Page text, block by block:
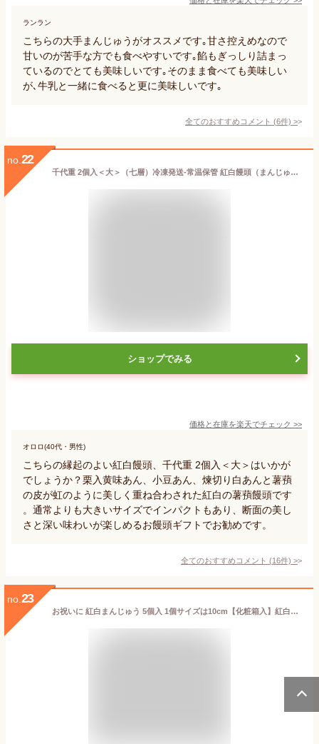
ランラン
こちらの大手まんじゅうがオススメです｡甘さ控えめなので
甘いのが苦手な方でも食べやすいです｡餡もぎっしり詰まっ
ているのでとても美味しいです｡そのまま食べても美味しい
が､牛乳と一緒に食べると更に美味しいです｡
全てのおすすめコメント (6件) >
no. 22
千代重 2個入＜大＞（七層）冷凍発送-常温保管 紅白饅頭（まんじゅう）上用まんじゅう 紅白 まんじゅう ≪ひな祭り 入学祝い 入学内祝い 入園祝い 成人祝い 七五三 卒業祝い 卒園祝い 引菓子 内祝い 出産 結婚 新築 お祝い お返し ご挨拶 お菓子 和菓子 スイーツ 贈り物≫
ショップでみる
価格と在庫を楽天でチェック >>
オロロ(40代・男性)
こちらの縁起のよい紅白饅頭、千代重 2個入＜大＞はいかが
でしょうか？栗入黄味あん、小豆あん、煉切り白あんと薯蕷
の皮が虹のように美しく重ね合わされた紅白の薯蕷饅頭です
。通常よりも大きいサイズでインパクトもあり、断面の美し
さと深い味わいが楽しめるお饅頭ギフトでお勧めです。
全てのおすすめコメント (16件) >
no. 23
お祝いに 紅白まんじゅう 5個入 1個サイズは10cm【化粧箱入】紅白饅頭 お取り寄せ 内祝い 和菓子 上棟式 引出物 出産内祝い 結婚祝い 出産祝い 入学式 プレゼント ご挨拶 名入れ【常温配送のみ】卒業 卒園式 おめでとう お菓子 記念日 のし 名入れお中元 ギフト